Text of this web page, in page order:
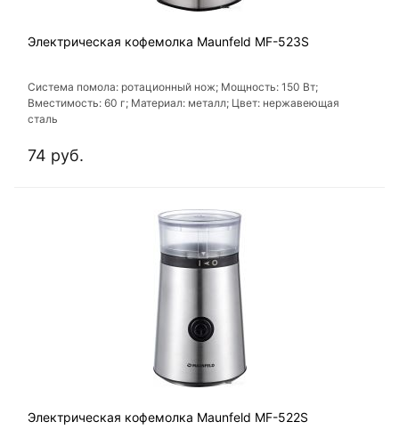
Электрическая кофемолка Maunfeld MF-523S
Система помола: ротационный нож; Мощность: 150 Вт;
Вместимость: 60 г; Материал: металл; Цвет: нержавеющая
сталь
74 руб.
Электрическая кофемолка Maunfeld MF-522S